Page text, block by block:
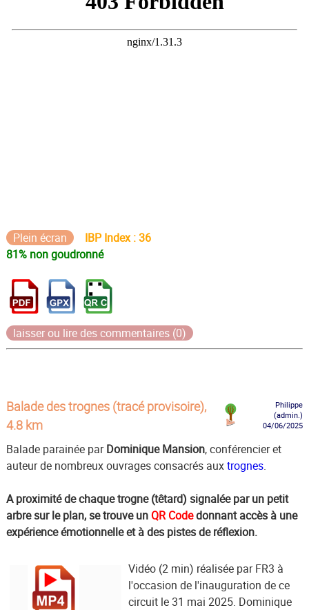
Plein écran
IBP Index : 36
81% non goudronné
laisser ou lire des commentaires (0)
Balade des trognes (tracé provisoire),
4.8 km
Philippe
(admin.)
04/06/2025
Balade parainée parDominique Mansion, conférencier et
auteur de nombreux ouvrages consacrés auxtrognes.
A proximité de chaque trogne (têtard) signalée par un petit
arbre sur le plan, se trouve unQR Codedonnant accès à une
expérience émotionnelle et à des pistes de réflexion.
Vidéo (2 min) réalisée par FR3 à
l'occasion de l'inauguration de ce
circuit le 31 mai 2025. Dominique